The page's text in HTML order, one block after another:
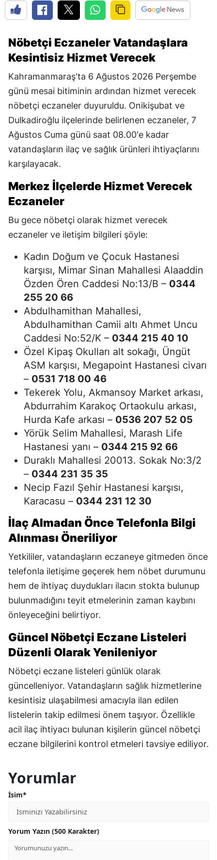
Nöbetçi Eczaneler Vatandaşlara
Kesintisiz Hizmet Verecek
Kahramanmaraş'ta 6 Ağustos 2026 Perşembe
günü mesai bitiminin ardından hizmet verecek
nöbetçi eczaneler duyuruldu. Onikişubat ve
Dulkadiroğlu ilçelerinde belirlenen eczaneler, 7
Ağustos Cuma günü saat 08.00'e kadar
vatandaşların ilaç ve sağlık ürünleri ihtiyaçlarını
karşılayacak.
Merkez İlçelerde Hizmet Verecek
Eczaneler
Bu gece nöbetçi olarak hizmet verecek
eczaneler ve iletişim bilgileri şöyle:
Kadın Doğum ve Çocuk Hastanesi
karşısı, Mimar Sinan Mahallesi Alaaddin
Özden Ören Caddesi No:13/B – 0344
255 20 66
Abdulhamithan Mahallesi,
Abdulhamithan Camii altı Ahmet Uncu
Caddesi No:52/K – 0344 215 40 10
Özel Kipaş Okulları alt sokağı, Üngüt
ASM karşısı, Megapoint Hastanesi civarı
– 0531 718 00 46
Tekerek Yolu, Akmansoy Market arkası,
Abdurrahim Karakoç Ortaokulu arkası,
Hurda Kafe arkası – 0536 207 52 05
Yörük Selim Mahallesi, Marash Life
Hastanesi yanı – 0344 215 92 66
Duraklı Mahallesi 20013. Sokak No:3/2
– 0344 231 35 35
Necip Fazıl Şehir Hastanesi karşısı,
Karacasu – 0344 231 12 30
İlaç Almadan Önce Telefonla Bilgi
Alınması Öneriliyor
Yetkililer, vatandaşların eczaneye gitmeden önce
telefonla iletişime geçerek hem nöbet durumunu
hem de ihtiyaç duydukları ilacın stokta bulunup
bulunmadığını teyit etmelerinin zaman kaybını
önleyeceğini belirtiyor.
Güncel Nöbetçi Eczane Listeleri
Düzenli Olarak Yenileniyor
Nöbetçi eczane listeleri günlük olarak
güncelleniyor. Vatandaşların sağlık hizmetlerine
kesintisiz ulaşabilmesi amacıyla ilan edilen
listelerin takip edilmesi önem taşıyor. Özellikle
acil ilaç ihtiyacı bulunan kişilerin güncel nöbetçi
eczane bilgilerini kontrol etmeleri tavsiye ediliyor.
Yorumlar
İsim*
Yorum Yazın (500 Karakter)